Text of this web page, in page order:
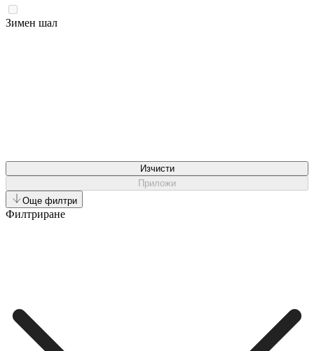
Зимен шал
Изчисти
Приложи
Още филтри
Филтриране